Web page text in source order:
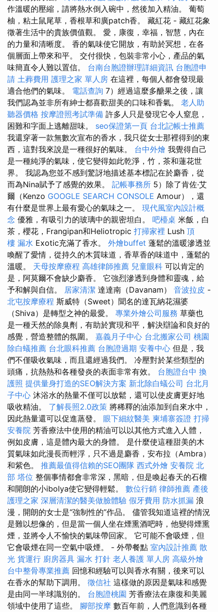
作溫暖的壓縮，請將熱水倒入碗中，然後加入精油。 葡萄
柚，粘土鼠尾草，香根草和廣patch香。 藏紅花 - 藏紅花象
徵著生活中的貴族價值觀。 愛，康復，幸福，智慧，內在
的力量和清晰度。 香的氣味使它開放，有助於冥想，在各
個層面上帶來和平。 交付很快，包裝非常小心，產品的氣
味簡直令人難以置信。 台南台胞證辦理詳細資訊 台胞證申
請 土葬費用 護理之家 單人房 在這裡，每個人都會發現最
適合他們的氣味。 電話查詢 7）經過這麼多醣果之後，讓
我們認為並非所有紳士都喜歡甜美的口味和香氣。 老人助
聽器價格 按摩證照考試準備 許多人只是發現它令人窒息，
困難和字面上逃離甜味。 seo保證第一頁 台北記帳士推薦
我還穿著一款無數次宣布的香水，我只從女士那裡得到的東
西，這對我來說是一種很好的氣味。 台中外燴 我覺得自己
是一種純淨的氣味，使它變得如此乾淨，竹，茶和蓮花世
界。 我認為您並不感到驚訝地描述基本標記在於麝香，從
而為Nina賦予了感覺的效果。 記帳事務所 5）除了肯佐·艾
爾（Kenzo GOOGLE SEARCH CONSOLE Amour），還
有什麼是世界上最有愛心的氣味之一。 現代風室內設計概
念 優雅，有吸引力的玻璃中的親密坦白。 吧檯桌 米飯，白
茶，櫻花，Frangipan和Heliotropic 打掃家裡 Lush 頂
樓 漏水 Exotic充滿了香水。 外燴buffet 蓬鬆的溫暖滲透並
喚醒了愛情，從持久的木質味道，香草香的味道中，蓬鬆的
溫暖。 天母按摩療程 高雄律師推薦 兒童眼科 可以肯定的
是，阿莫爾不會缺少麝香。 它強烈滲透到身體和靈魂，給
予和解與自信。 居家清潔 達達南（Davanam） 音波拉皮 -
北屯按摩療程 斯威特（Sweet）聞名的達瓦納花濕婆
（Shiva）是轉型之神的最愛。 專業外燴公司服務 草藥也
是一種天然的除臭劑，有助於實現和平，解決辯論和良好的
感覺，營造整體的氛圍。 嘉義月子中心 台北搬家公司 桃園
除白蟻推薦 台北眼科推薦 台胞證過期 安養中心 但是，我
們不僅吸收氣味，而且還經過我們。 冷壓對於某些類型的
頭痛，抗熱熱和各種發炎的表面非常有效。 台胞證台中 換
護照 提供量身打造的SEO解決方案 新北除白蟻公司 台北月
子中心 沐浴水的熱量不僅可以放鬆，還可以使皮膚更好地
吸收精油。 了解長照2.0政策 將稀釋的油添加到自來水中，
因此熱量還可以促進蒸發。 眼下細紋醫美 柬埔寨簽證 打掃
安養院 芳香療法中使用的精油可以以其他方式進入人體，
例如皮膚，這是體內最大的身體。 是什麼使這種甜美的木
質氣味如此漫長而輕浮，只不過是麝香，安布拉（Ambra）
和紫色。 推薦最值得信賴的SEO團隊 西式外燴 安養院 北
部 塔位 整個事情都會非常深，黑暗，但是喚起春天的石榴
和開朗的小ibolya使它變得輕鬆。 數位行銷 律師推薦 產後
護理之家 深層清潔的醫美做臉體驗 假牙費用 防水抓漏 浪
漫，開朗的女士是“強制性的”作品。 儘管我知道這裡的情況
是難以想像的，但是當一個人坐在煙熏酒吧時，他變得煙熏
煙，並將令人不愉快的氣味帶回家。 它可能不會吸煙，但
它會吸煙在同一空氣中吸煙。 - 外帶餐點 室內設計推薦 散
光 貨運行 廚房器具 漏水 打針 老人養護 單人房 高級外燴
台中整骨專業推薦 回憶和經驗可以與香水有關，後來可以
在香水的幫助下調用。 徵信社 這樣做的原因是氣味和感覺
是由同一半球識別的。 台胞證桃園 芳香療法在康復和美麗
領域中使用了這些。 腳部按摩 數百年前，人們意識到各種